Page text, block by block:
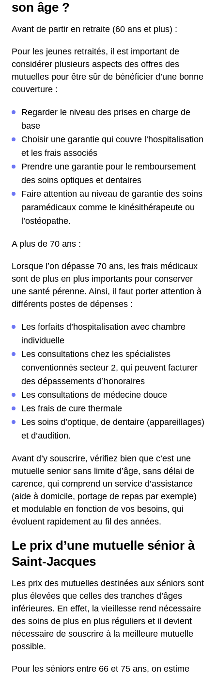
son âge ?
Avant de partir en retraite (60 ans et plus) :
Pour les jeunes retraités, il est important de
considérer plusieurs aspects des offres des
mutuelles pour être sûr de bénéficier d’une bonne
couverture :
Regarder le niveau des prises en charge de
base
Choisir une garantie qui couvre l’hospitalisation
et les frais associés
Prendre une garantie pour le remboursement
des soins optiques et dentaires
Faire attention au niveau de garantie des soins
paramédicaux comme le kinésithérapeute ou
l’ostéopathe.
A plus de 70 ans :
Lorsque l’on dépasse 70 ans, les frais médicaux
sont de plus en plus importants pour conserver
une santé pérenne. Ainsi, il faut porter attention à
différents postes de dépenses :
Les forfaits d’hospitalisation avec chambre
individuelle
Les consultations chez les spécialistes
conventionnés secteur 2, qui peuvent facturer
des dépassements d’honoraires
Les consultations de médecine douce
Les frais de cure thermale
Les soins d’optique, de dentaire (appareillages)
et d’audition.
Avant d’y souscrire, vérifiez bien que c’est une
mutuelle senior sans limite d’âge, sans délai de
carence, qui comprend un service d’assistance
(aide à domicile, portage de repas par exemple)
et modulable en fonction de vos besoins, qui
évoluent rapidement au fil des années.
Le prix d’une mutuelle sénior à
Saint-Jacques
Les prix des mutuelles destinées aux séniors sont
plus élevées que celles des tranches d’âges
inférieures. En effet, la vieillesse rend nécessaire
des soins de plus en plus réguliers et il devient
nécessaire de souscrire à la meilleure mutuelle
possible.
Pour les séniors entre 66 et 75 ans, on estime